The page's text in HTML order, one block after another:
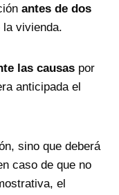
antes de dos
la vivienda.
las causas por
anticipada el
sino que deberá
caso de que no
el